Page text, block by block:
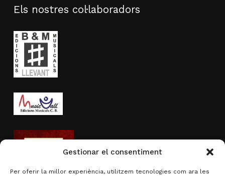
Gestionar el consentiment
Per oferir la millor experiència, utilitzem tecnologies com ara les
Els nostres col·laboradors